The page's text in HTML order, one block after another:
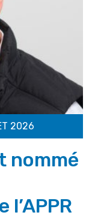
2026
nommé